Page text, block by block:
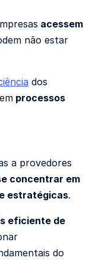
acessem
não estar
dos
processos
a provedores
concentrar em
estratégicas.
eficiente de
do